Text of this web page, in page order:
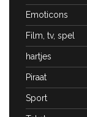
Emoticons
Film, tv, spel
hartjes
Piraat
Sport